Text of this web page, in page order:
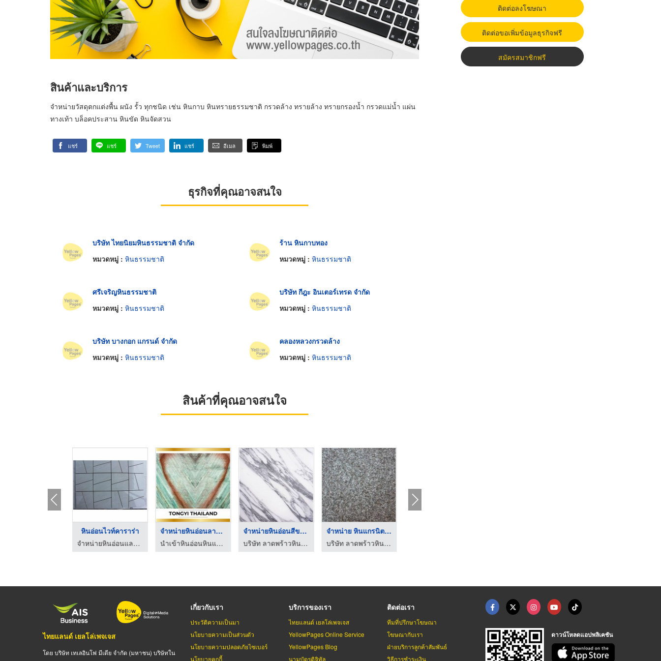
สินค้าและบริการ
จำหน่ายวัสดุตกแต่งพื้น ผนัง รั้ว ทุกชนิด เช่น หินกาบ หินทรายธรรมชาติ กรวดล้าง ทรายล้าง ทรายกรองน้ำ กรวดแม่น้ำ แผ่น
ทางเท้า บล็อคประสาน หินขัด หินจัดสวน
แชร์ แชร์ Tweet แชร์ อีเมล พิมพ์
ธุรกิจที่คุณอาจสนใจ
บริษัท ไทยนิยมหินธรรมชาติ จำกัด
หมวดหมู่ : หินธรรมชาติ
ร้าน หินกาบทอง
หมวดหมู่ : หินธรรมชาติ
ศรีเจริญหินธรรมชาติ
หมวดหมู่ : หินธรรมชาติ
บริษัท กีฎะ อินเตอร์เทรด จำกัด
หมวดหมู่ : หินธรรมชาติ
บริษัท บางกอก แกรนด์ จำกัด
หมวดหมู่ : หินธรรมชาติ
คลองหลวงกรวดล้าง
หมวดหมู่ : หินธรรมชาติ
สินค้าที่คุณอาจสนใจ
หินอ่อนไวท์คาราร่า
จำหน่ายหินอ่อนและแกรนิตนำเข้า
จำหน่ายหินอ่อนลายธรร ...
นำเข้าหินอ่อนหินแกรนิต - ธง อี้ (ไทยแลนด์)
จำหน่ายหินอ่อนสีขาว ...
บริษัท ลาดพร้าวหินอ่อน จำกัด
จำหน่าย หินแกรนิตพ่ ...
บริษัท ลาดพร้าวหินอ่อน จำกัด
ติดต่อลงโฆษณา
ติดต่อขอเพิ่มข้อมูลธุรกิจฟรี
สมัครสมาชิกฟรี
ไทยแลนด์ เยลโล่เพจเจส
โดย บริษัท เทเลอินโฟ มีเดีย จำกัด (มหาชน) บริษัทใน
เกี่ยวกับเรา
ประวัติความเป็นมา
นโยบายความเป็นส่วนตัว
นโยบายความปลอดภัยไซเบอร์
นโยบายคุกกี้
บริการของเรา
ไทยแลนด์ เยลโล่เพจเจส
YellowPages Online Service
YellowPages Blog
นามบัตรดิจิทัล
ติดต่อเรา
ทีมที่ปรึกษาโฆษณา
โฆษณากับเรา
ฝ่ายบริการลูกค้าสัมพันธ์
วิธีการชำระเงิน
ดาวน์โหลดแอปพลิเคชัน